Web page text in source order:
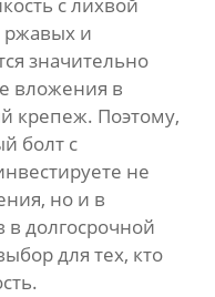
с лихвой
ржавых и
значительно
вложения в
крепеж. Поэтому,
болт с
не
но и в
долгосрочной
для тех, кто